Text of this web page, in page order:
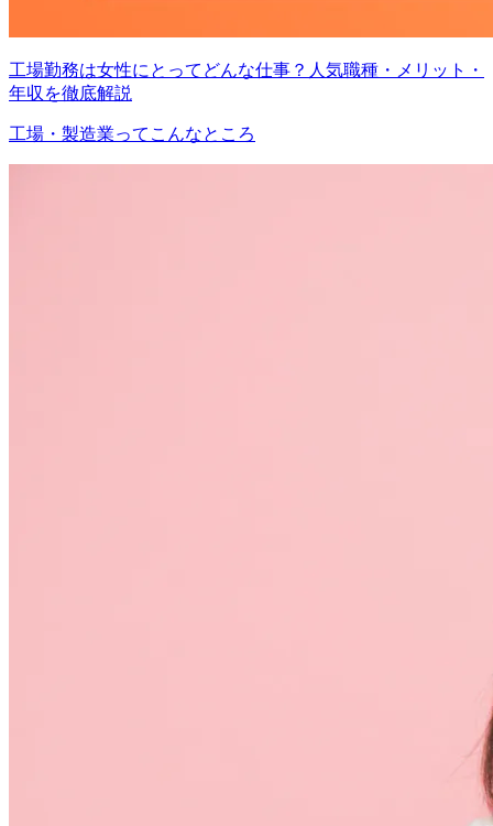
工場勤務は女性にとってどんな仕事？人気職種・メリット・
年収を徹底解説
工場・製造業ってこんなところ